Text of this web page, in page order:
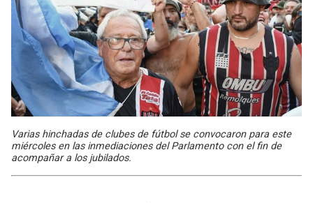
Varias hinchadas de clubes de fútbol se convocaron para este
miércoles en las inmediaciones del Parlamento con el fin de
acompañar a los jubilados.